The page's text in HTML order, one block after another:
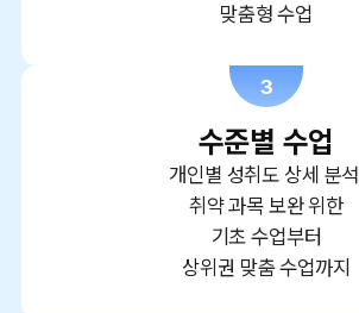
맞춤형 수업
3
수준별 수업
개인별 성취도 상세 분석,
취약 과목 보완 위한
기초 수업부터
상위권 맞춤 수업까지